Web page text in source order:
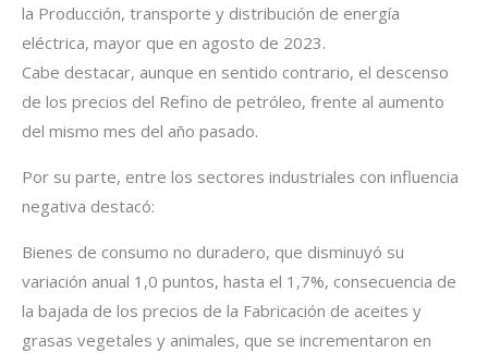
la Producción, transporte y distribución de energía
eléctrica, mayor que en agosto de 2023.
Cabe destacar, aunque en sentido contrario, el descenso
de los precios del Refino de petróleo, frente al aumento
del mismo mes del año pasado.
Por su parte, entre los sectores industriales con influencia
negativa destacó:
Bienes de consumo no duradero, que disminuyó su
variación anual 1,0 puntos, hasta el 1,7%, consecuencia de
la bajada de los precios de la Fabricación de aceites y
grasas vegetales y animales, que se incrementaron en